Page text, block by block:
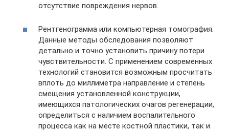
отсутствие повреждения нервов.
Рентгенограмма или компьютерная томография.
Данные методы обследования позволяют
детально и точно установить причину потери
чувствительности. С применением современных
технологий становится возможным просчитать
вплоть до миллиметра направление и степень
смещения установленной конструкции,
имеющихся патологических очагов регенерации,
определиться с наличием воспалительного
процесса как на месте костной пластики, так и